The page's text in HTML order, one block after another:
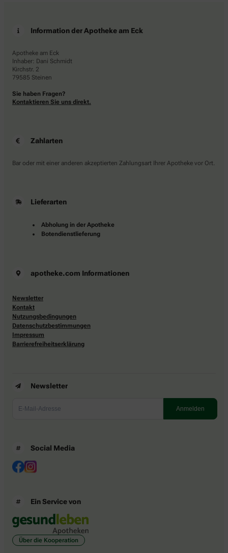
Information der Apotheke am Eck
Apotheke am Eck
Inhaber: Dani Schmidt
Kirchstr. 2
79585 Steinen
Sie haben Fragen?
Kontaktieren Sie uns direkt.
Zahlarten
Bar oder mit einer anderen akzeptierten Zahlungsart Ihrer Apotheke vor Ort.
Lieferarten
Abholung in der Apotheke
Botendienstlieferung
apotheke.com Informationen
Newsletter
Kontakt
Nutzungsbedingungen
Datenschutzbestimmungen
Impressum
Barrierefreiheitserklärung
Newsletter
Social Media
Ein Service von
Über die Kooperation